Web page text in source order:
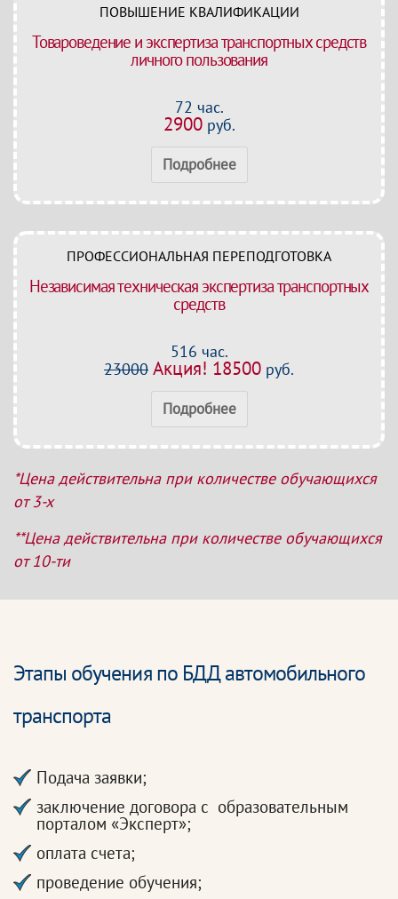
ПОВЫШЕНИЕ КВАЛИФИКАЦИИ
Товароведение и экспертиза транспортных средств
личного пользования
72 час.
2900руб.
Подробнее
ПРОФЕССИОНАЛЬНАЯ ПЕРЕПОДГОТОВКА
Независимая техническая экспертиза транспортных
средств
516 час.
23000 Акция! 18500 руб.
Подробнее
*Цена действительна при количестве обучающихся
от 3-х
**Цена действительна при количестве обучающихся
от 10-ти
Этапы обучения по БДД автомобильного
транспорта
Подача заявки;
заключение договора с образовательным
порталом «Эксперт»;
оплата счета;
проведение обучения;